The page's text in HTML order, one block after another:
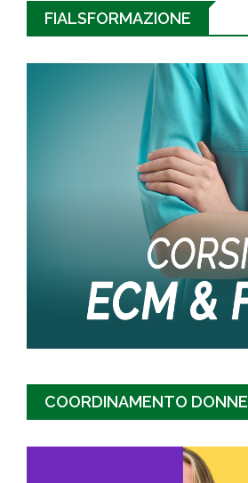
FIALSFORMAZIONE
COORDINAMENTO DONNE